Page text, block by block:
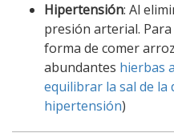
Hipertensión: Al
presión arterial.
forma de comer
abundantes hierbas
equilibrar la sal de la
hipertensión)